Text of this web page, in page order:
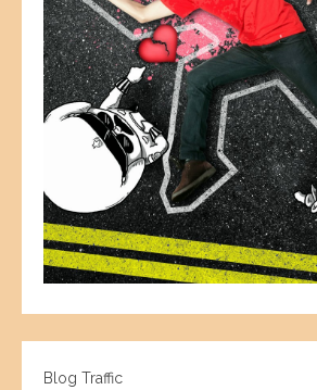
Blog Traffic